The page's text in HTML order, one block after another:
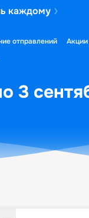
каждому
отправлений
3